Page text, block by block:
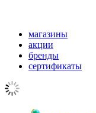
магазины
акции
бренды
сертификаты